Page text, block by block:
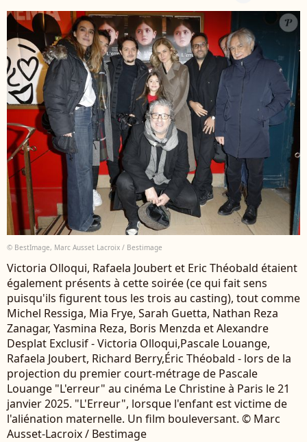
© BestImage, Marc Ausset Lacroix / Bestimage
Victoria Olloqui, Rafaela Joubert et Eric Théobald étaient
également présents à cette soirée (ce qui fait sens
puisqu'ils figurent tous les trois au casting), tout comme
Michel Ressiga, Mia Frye, Sarah Guetta, Nathan Reza
Zanagar, Yasmina Reza, Boris Menzda et Alexandre
Desplat Exclusif - Victoria Olloqui,Pascale Louange,
Rafaela Joubert, Richard Berry,Éric Théobald - lors de la
projection du premier court-métrage de Pascale
Louange "L'erreur" au cinéma Le Christine à Paris le 21
janvier 2025. "L'Erreur", lorsque l'enfant est victime de
l'aliénation maternelle. Un film bouleversant. © Marc
Ausset-Lacroix / Bestimage